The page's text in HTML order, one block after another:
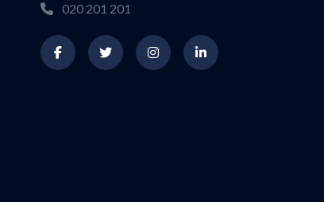
020 201 201